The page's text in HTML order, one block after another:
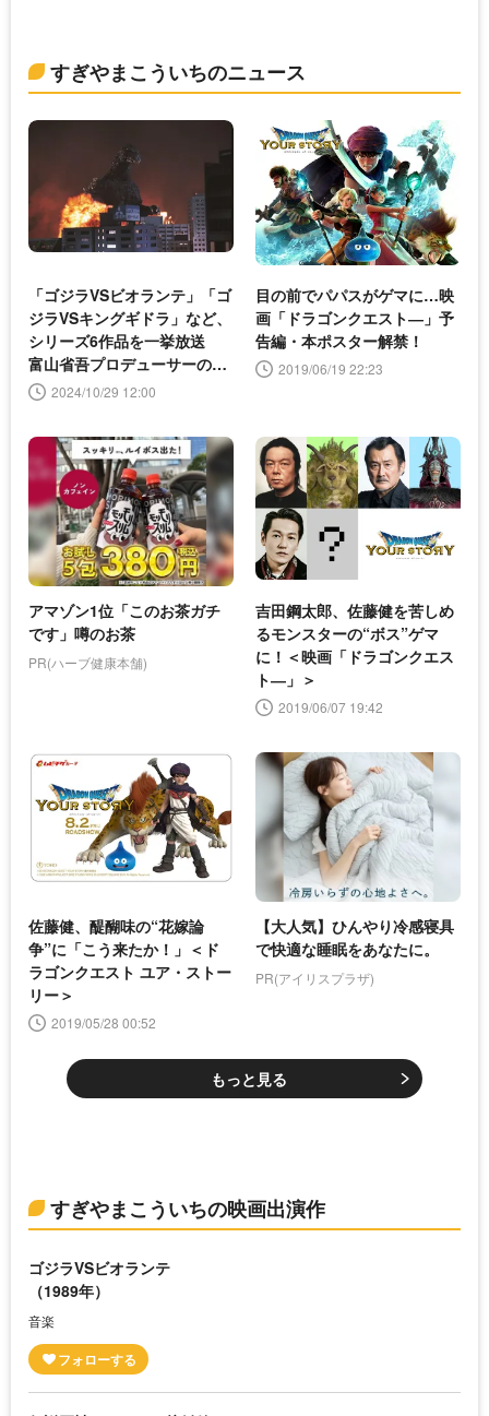
すぎやまこういちのニュース
「ゴジラVSビオランテ」「ゴ
ジラVSキングギドラ」など、
シリーズ6作品を一挙放送
富山省吾プロデューサーのコ
メントも到着
2024/10/29 12:00
目の前でパパスがゲマに…映
画「ドラゴンクエスト―」予
告編・本ポスター解禁！
2019/06/19 22:23
アマゾン1位「このお茶ガチ
です」噂のお茶
PR(ハーブ健康本舗)
吉田鋼太郎、佐藤健を苦しめ
るモンスターの“ボス”ゲマ
に！＜映画「ドラゴンクエス
ト―」＞
2019/06/07 19:42
佐藤健、醍醐味の“花嫁論
争”に「こう来たか！」＜ド
ラゴンクエスト ユア・ストー
リー＞
2019/05/28 00:52
【大人気】ひんやり冷感寝具
で快適な睡眠をあなたに。
PR(アイリスプラザ)
もっと見る
すぎやまこういちの映画出演作
ゴジラVSビオランテ
（1989年）
音楽